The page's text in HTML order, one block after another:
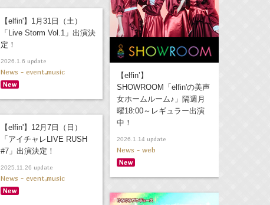
【elfin’】
SHOWROOM「elfin'の美声
女ホームルーム♪」隔週月
曜18:00～レギュラー出演
中！
2026.1.14 update
News - web
【elfin'】1月31日（土）
「Live Storm Vol.1」出演決
定！
2026.1.6 update
News - event,music
【elfin'】12月7日（日）
「アイチャレLIVE RUSH
#7」出演決定！
2025.11.26 update
News - event,music